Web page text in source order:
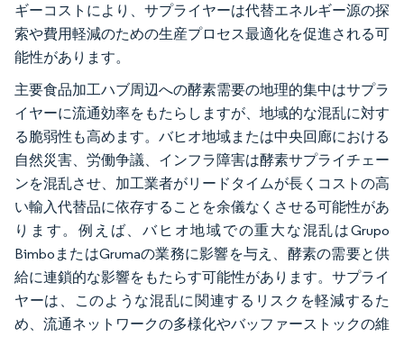
ギーコストにより、サプライヤーは代替エネルギー源の探
索や費用軽減のための生産プロセス最適化を促進される可
能性があります。
主要食品加工ハブ周辺への酵素需要の地理的集中はサプラ
イヤーに流通効率をもたらしますが、地域的な混乱に対す
る脆弱性も高めます。バヒオ地域または中央回廊における
自然災害、労働争議、インフラ障害は酵素サプライチェー
ンを混乱させ、加工業者がリードタイムが長くコストの高
い輸入代替品に依存することを余儀なくさせる可能性があ
ります。例えば、バヒオ地域での重大な混乱はGrupo
BimboまたはGrumaの業務に影響を与え、酵素の需要と供
給に連鎖的な影響をもたらす可能性があります。サプライ
ヤーは、このような混乱に関連するリスクを軽減するた
め、流通ネットワークの多様化やバッファーストックの維